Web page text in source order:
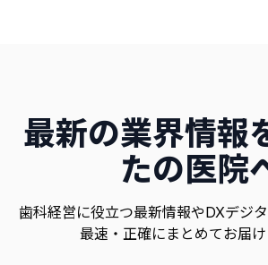
最新の業界情報
たの医院
歯科経営に役立つ最新情報やDXデジ
最速・正確にまとめてお届け